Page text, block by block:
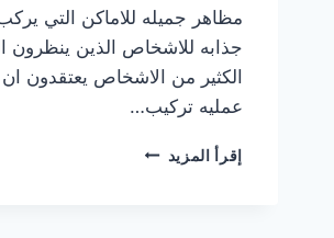
مظاهر جميله للاماكن التي يركب
جذابه للاشخاص الذين ينظرون
الكثير من الاشخاص يعتقدون ان
عمليه تركيب…
إقرأ المزيد تركيب